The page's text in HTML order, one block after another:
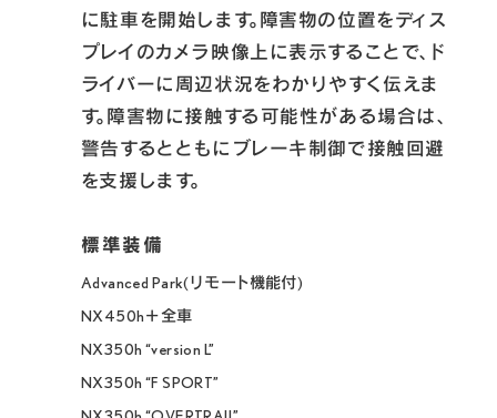
に駐車を開始します。障害物の位置をディス
プレイのカメラ映像上に表示することで、ド
ライバーに周辺状況をわかりやすく伝えま
す。障害物に接触する可能性がある場合は、
警告するとともにブレーキ制御で接触回避
を支援します。
Advanced Park(リモート機能付)
NX450h＋全車
NX350h “version L”
NX350h “F SPORT”